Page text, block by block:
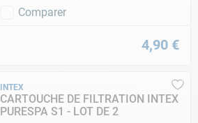
Comparer
4,90 €
INTEX
CARTOUCHE DE FILTRATION INTEX
PURESPA S1 - LOT DE 2